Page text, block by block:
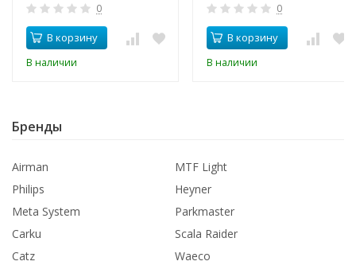
0
В корзину
В наличии
0
В корзину
В наличии
Бренды
Airman
MTF Light
Philips
Heyner
Meta System
Parkmaster
Carku
Scala Raider
Catz
Waeco